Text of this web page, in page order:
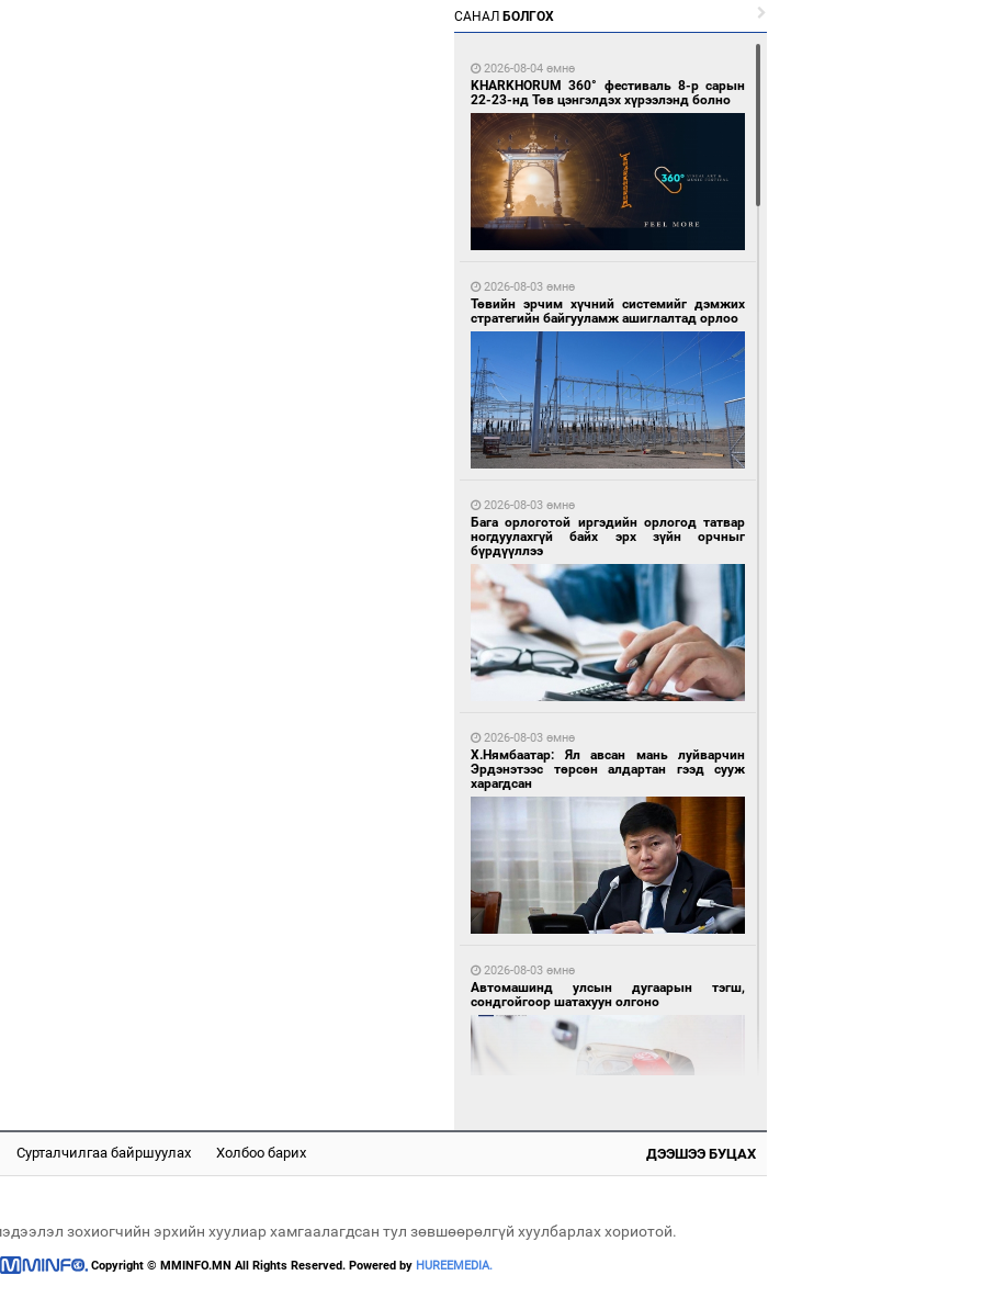
1 өдрийн өмнө өмнө
1 өдрийн өмнө өмнө
1 өдрийн өмнө өмнө
Ирландын алдарт Boyzone хамтлагийн
1 өдрийн өмнө өмнө
Нарны эрчим хүчээр гэрэлтдэг үйлдвэр
1 өдрийн өмнө өмнө
Монгол Улсын волейболын шигшээ баг
өнөөдөр Хятадын эсрэг тоглоно
дугаартай автомашинтай иргэдэд шатахуун
САНАЛ БОЛГОХ
2026-08-04 өмнө
KHARKHORUM 360° фестиваль 8-р сарын
22-23-нд Төв цэнгэлдэх хүрээлэнд болно
2026-08-03 өмнө
Төвийн эрчим хүчний системийг дэмжих
стратегийн байгууламж ашиглалтад орлоо
2026-08-03 өмнө
Бага орлоготой иргэдийн орлогод татвар
ногдуулахгүй байх эрх зүйн орчныг
бүрдүүллээ
2026-08-03 өмнө
Х.Нямбаатар: Ял авсан мань луйварчин
Эрдэнэтээс төрсөн алдартан гээд сууж
харагдсан
2026-08-03 өмнө
Автомашинд улсын дугаарын тэгш,
сондгойгоор шатахуун олгоно
Сурталчилгаа байршуулах Холбоо барих ДЭЭШЭЭ БУЦАХ
зохиогчийн эрхийн хуулиар хамгаалагдсан тул зөвшөөрөлгүй хуулбарлах хориотой.
Copyright © MMINFO.MN All Rights Reserved. Powered by HUREEMEDIA.